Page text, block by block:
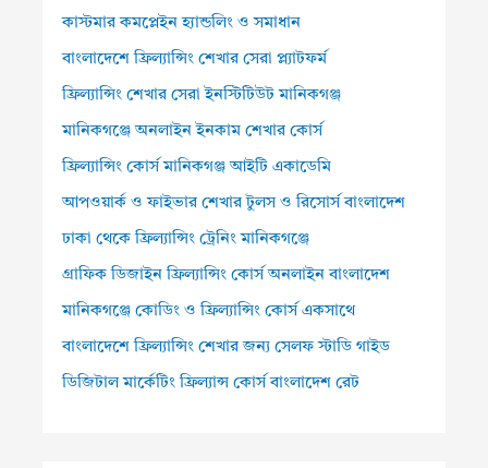
কাস্টমার কমপ্লেইন হ্যান্ডলিং ও সমাধান
বাংলাদেশে ফ্রিল্যান্সিং শেখার সেরা প্ল্যাটফর্ম
ফ্রিল্যান্সিং শেখার সেরা ইনস্টিটিউট মানিকগঞ্জ
মানিকগঞ্জে অনলাইন ইনকাম শেখার কোর্স
ফ্রিল্যান্সিং কোর্স মানিকগঞ্জ আইটি একাডেমি
আপওয়ার্ক ও ফাইভার শেখার টুলস ও রিসোর্স বাংলাদেশ
ঢাকা থেকে ফ্রিল্যান্সিং ট্রেনিং মানিকগঞ্জে
গ্রাফিক ডিজাইন ফ্রিল্যান্সিং কোর্স অনলাইন বাংলাদেশ
মানিকগঞ্জে কোডিং ও ফ্রিল্যান্সিং কোর্স একসাথে
বাংলাদেশে ফ্রিল্যান্সিং শেখার জন্য সেলফ স্টাডি গাইড
ডিজিটাল মার্কেটিং ফ্রিল্যান্স কোর্স বাংলাদেশ রেট